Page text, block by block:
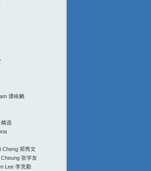
谭咏麟
选
Cheng 郑秀文
张学友
Lee 李克勤